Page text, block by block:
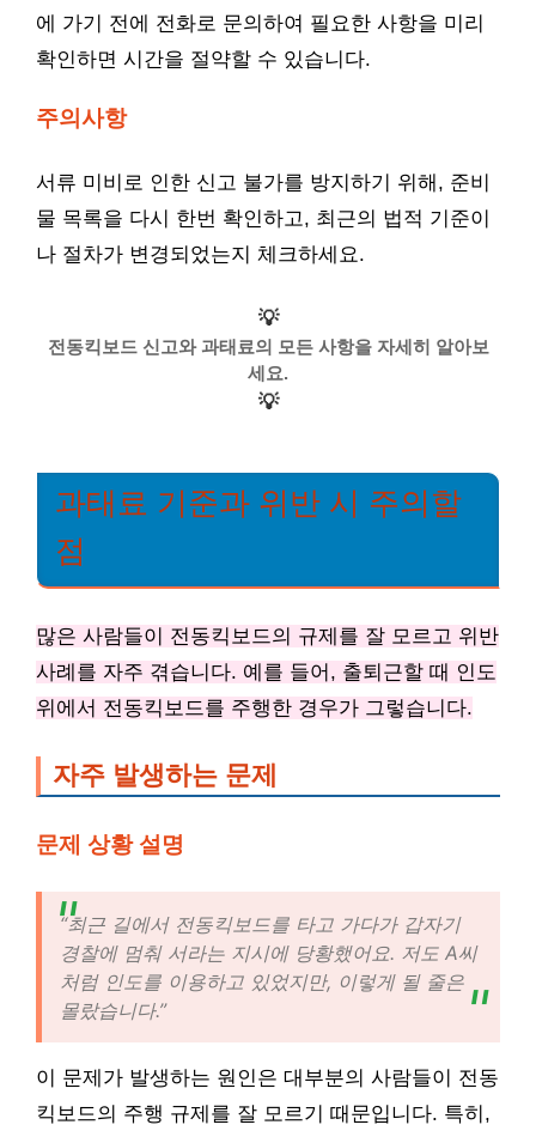
에 가기 전에 전화로 문의하여 필요한 사항을 미리
확인하면 시간을 절약할 수 있습니다.
주의사항
서류 미비로 인한 신고 불가를 방지하기 위해, 준비
물 목록을 다시 한번 확인하고, 최근의 법적 기준이
나 절차가 변경되었는지 체크하세요.
💡
전동킥보드 신고와 과태료의 모든 사항을 자세히 알아보
세요.
💡
과태료 기준과 위반 시 주의할
점
많은 사람들이 전동킥보드의 규제를 잘 모르고 위반
사례를 자주 겪습니다. 예를 들어, 출퇴근할 때 인도
위에서 전동킥보드를 주행한 경우가 그렇습니다.
자주 발생하는 문제
문제 상황 설명
“최근 길에서 전동킥보드를 타고 가다가 갑자기
경찰에 멈춰 서라는 지시에 당황했어요. 저도 A씨
처럼 인도를 이용하고 있었지만, 이렇게 될 줄은
몰랐습니다.”
이 문제가 발생하는 원인은 대부분의 사람들이 전동
킥보드의 주행 규제를 잘 모르기 때문입니다. 특히,